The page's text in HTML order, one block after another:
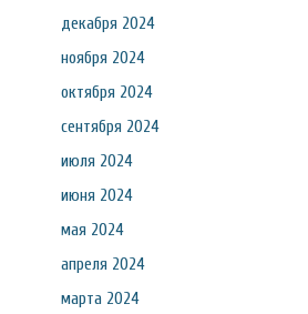
декабря 2024
ноября 2024
октября 2024
сентября 2024
июля 2024
июня 2024
мая 2024
апреля 2024
марта 2024